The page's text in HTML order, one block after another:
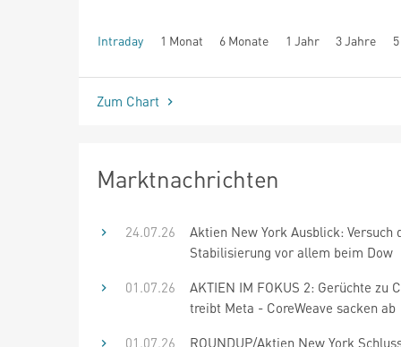
Intraday 1 Monat 6 Monate 1 Jahr 3 Jahre
seit Beginn
Zum Chart
Marktnachrichten
24.07.26
Aktien New York Ausblick: Versuch
Stabilisierung vor allem beim Dow
01.07.26
AKTIEN IM FOKUS 2: Gerüchte zu
treibt Meta - CoreWeave sacken ab
01.07.26
ROUNDUP/Aktien New York